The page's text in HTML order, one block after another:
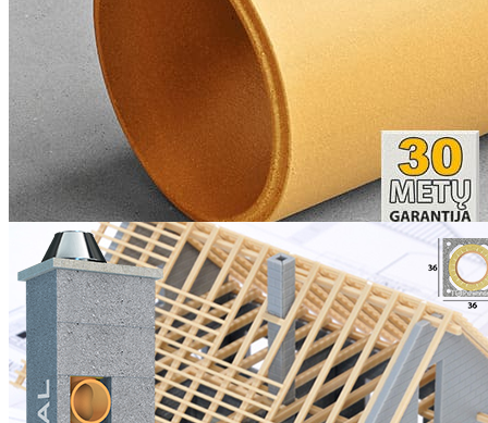
YPATINGAI GEROS
KAMINŲ KAINOS!
Individualūs pasiūlymai
kiekvienam klientui.
Gaukite kainos pasiūlymą
dabar!
NEMOKAMOS SĄMATOS
Top universal kaminas Ø200 h=6,75m. kompl.
1218.81 488 €
PLAČIAU >
Top universal kaminas Ø200+V h=10,75m. kompl.
2059.18 741 €
PLAČIAU >